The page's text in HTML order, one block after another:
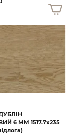
6 ММ 1517.7х235